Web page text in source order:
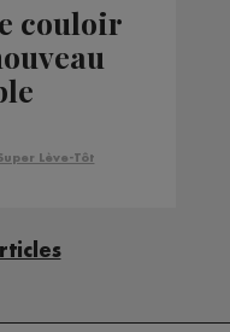
couloir
Lève-Tôt